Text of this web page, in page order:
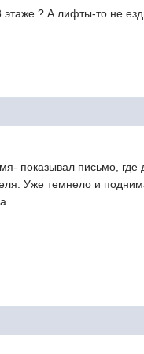
этаже ? А лифты-то не
показывал письмо,
Уже темнело и